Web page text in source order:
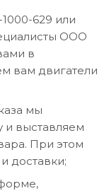
629 или
ООО
в
вам двигатели
мы
и выставляем
При этом
доставки;